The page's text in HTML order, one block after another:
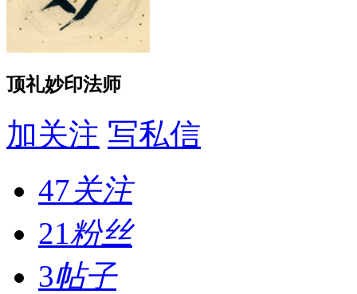
顶礼妙印法师
加关注 写私信
47关注
21粉丝
3帖子